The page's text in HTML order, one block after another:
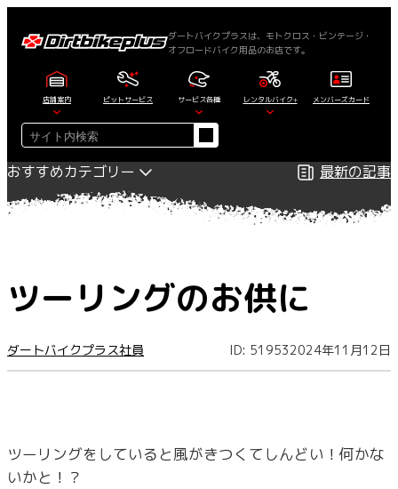
ダートバイクプラスは、モトクロス・ビンテージ・
オフロードバイク用品のお店です。
店舗案内 ピットサービス サービス各種 レンタルバイク+ メンバーズカード
検
索
おすすめカテゴリー
最新の記事
ツーリングのお供に
ダートバイクプラス社員 ID: 519532024年11月12日
ツーリングをしていると風がきつくてしんどい！何かな
いかと！？